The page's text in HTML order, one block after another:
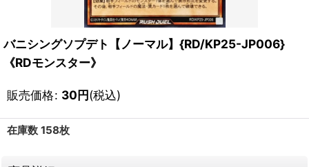
バニシングソプデト【ノーマル】{RD/KP25-JP006}
《RDモンスター》
販売価格: 30円(税込)
在庫数 158枚